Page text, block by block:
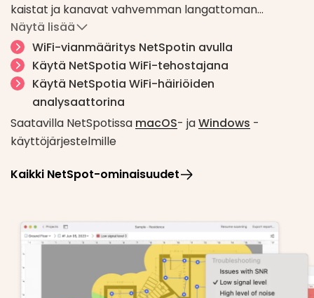
kaistat ja kanavat vahvemman langattoman
signaalin saamiseksi.
Ylimääräisiä mahdollisuuksia ovat internetin lataus-
ja lähetysnopeudet, lämpökarttojen, kuten "SNR-
ongelmat" ja "Korkea melutaso” jne., luominen.
Näytä lisää
WiFi-vianmääritys NetSpotin avulla
Käytä NetSpotia WiFi-tehostajana
Käytä NetSpotia WiFi-häiriöiden
analysaattorina
Saatavilla NetSpotissa macOS- jaWindows -
käyttöjärjestelmille
Kaikki NetSpot-ominaisuudet